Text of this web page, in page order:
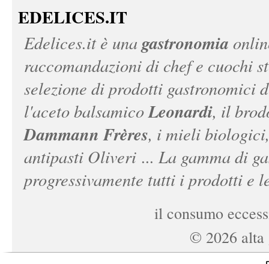
EDELICES.IT
Edelices.itè una gastronomia
raccomandazioni di chef e cuochi
selezione di prodotti gastronomici
l'aceto balsamicoLeonardi, il
Dammann Frères, i mieli
antipasti Oliveri ... La gamma di
progressivamente tutti i prodotti e
il consumo
© 2026